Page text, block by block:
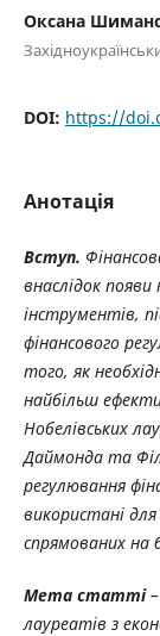
Оксана
DOI: https://
Анотація
Вступ.
внаслідок
інструментів,
фінансового
того, як
найбільш
Нобелівських
Даймонда та
регулювання
використані
спрямованих на
Мета статті
лауреатів з